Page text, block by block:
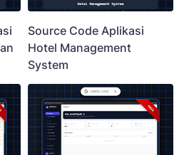
Source Code Aplikasi
Hotel Management
System